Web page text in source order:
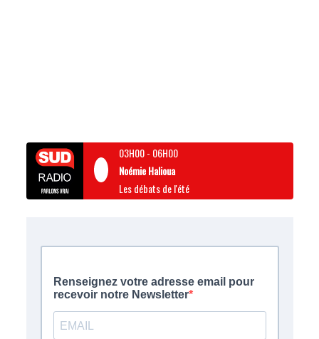
03H00- 06H00
Noémie Halioua
Les débats de l'été